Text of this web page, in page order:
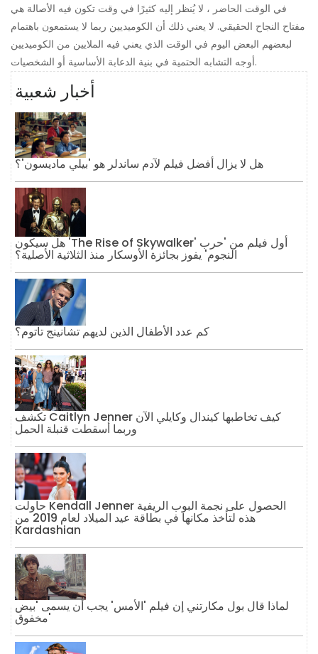
في الوقت الحاضر ، لا يُنظر إليه كثيرًا في وقت تكون فيه الأصالة هي
مفتاح النجاح الحقيقي. لا يعني ذلك أن الكوميديين ربما لا يستمعون باهتمام
لبعضهم البعض اليوم في الوقت الذي يعني فيه الملايين من الكوميديين
أوجه التشابه الحتمية في بنية الدعابة الأساسية أو الشخصيات.
أخبار شعبية
هل لا يزال أفضل فيلم لآدم ساندلر هو 'بيلي ماديسون'؟
هل سيكون 'The Rise of Skywalker' أول فيلم من 'حرب
النجوم' يفوز بجائزة الأوسكار منذ الثلاثية الأصلية؟
كم عدد الأطفال الذين لديهم تشانينج تاتوم؟
تكشف Caitlyn Jenner كيف تخاطبها كيندال وكايلي الآن
وربما أسقطت قنبلة الحمل
حاولت Kendall Jenner الحصول على نجمة البوب ​​الريفية
هذه لتأخذ مكانها في بطاقة عيد الميلاد لعام 2019 من
Kardashian
لماذا قال بول مكارتني إن فيلم 'الأمس' يجب أن يسمى 'بيض
مخفوق'